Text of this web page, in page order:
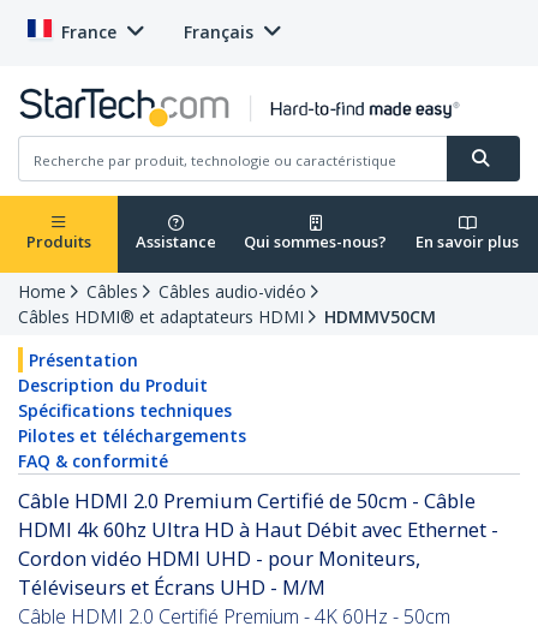
France Français
Produits Assistance Qui sommes-nous? En savoir plus
Home Câbles
Câbles audio-vidéo
Câbles HDMI® et adaptateurs HDMI
HDMMV50CM
Présentation
Description du Produit
Spécifications techniques
Pilotes et téléchargements
FAQ & conformité
Câble HDMI 2.0 Premium Certifié de 50cm - Câble
HDMI 4k 60hz Ultra HD à Haut Débit avec Ethernet -
Cordon vidéo HDMI UHD - pour Moniteurs,
Téléviseurs et Écrans UHD - M/M
Câble HDMI 2.0 Certifié Premium - 4K 60Hz - 50cm